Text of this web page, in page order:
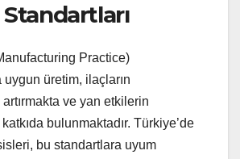
Practice)
uygun üretim, ilaçların
ve yan etkilerin
bulunmaktadır. Türkiye’de
bu standartlara uyum